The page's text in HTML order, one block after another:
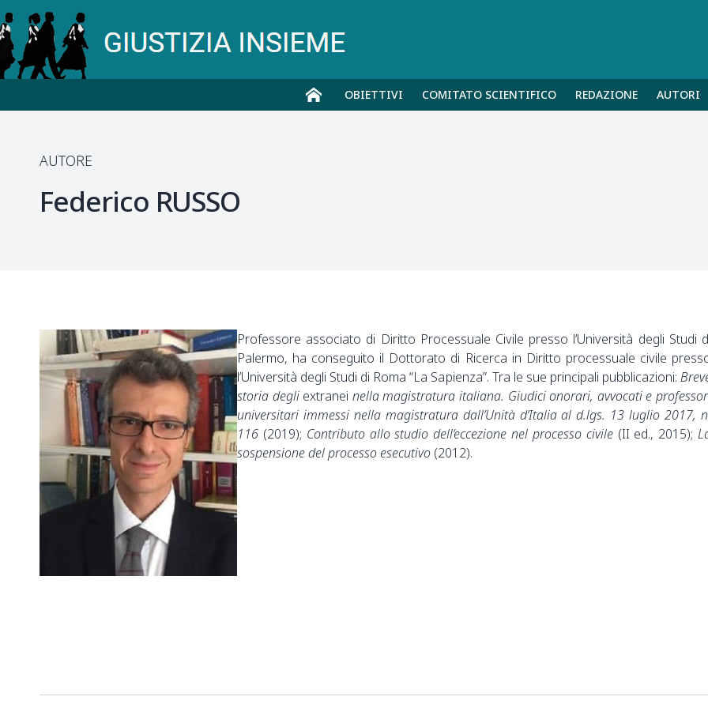
OBIETTIVI COMITATO SCIENTIFICO REDAZIONE AUTORI
AUTORE
Federico RUSSO
Professore associato di Diritto Processuale Civile presso l’Università degli Studi
Palermo, ha conseguito il Dottorato di Ricerca in Diritto processuale civile
l’Università degli Studi di Roma “La Sapienza”. Tra le sue principali pubblicazioni:
storia degli extranei nella magistratura italiana. Giudici onorari, avvocati e
universitari immessi nella magistratura dall’Unità d’Italia al d.lgs. 13 luglio 2017,
116 (2019); Contributo allo studio dell’eccezione nel processo civile (II ed., 2015);
sospensione del processo esecutivo (2012).